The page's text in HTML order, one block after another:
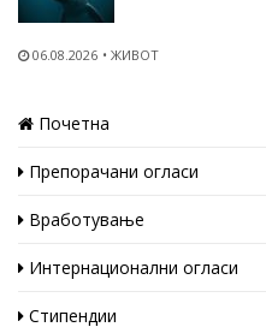
06.08.2026 ЖИВОТ
Почетна
Препорачани огласи
Вработување
Интернационални огласи
Стипендии